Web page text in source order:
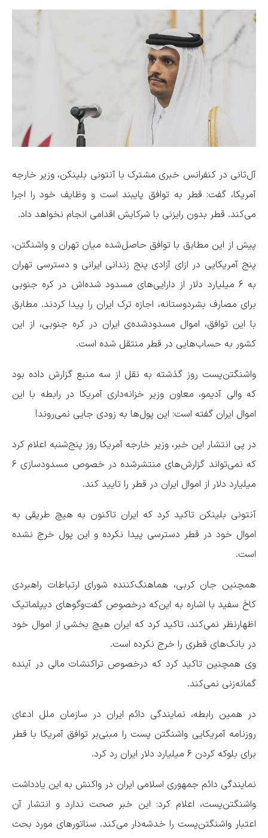
آل‌ثانی در کنفرانس خبری مشترک با آنتونی بلینکن، وزیر خارجه
آمریکا، گفت: قطر به توافق پایبند است و وظایف خود را اجرا
می‌کند. قطر بدون رایزنی با شرکایش اقدامی انجام نخواهد داد.
پیش از این مطابق با توافق حاصل‌شده میان تهران و واشنگتن،
پنج آمریکایی در ازای آزادی پنج زندانی ایرانی و دسترسی تهران
به ۶ میلیارد دلار از دارایی‌های مسدود شده‌اش در کره جنوبی
برای مصارف بشردوستانه، اجازه ترک ایران را پیدا کردند. مطابق
با این توافق، اموال مسدودشده‌ی ایران در کره جنوبی، از این
کشور به حساب‌هایی در قطر منتقل شده است.
واشنگتن‌پست روز گذشته به نقل از سه منبع گزارش داده بود
که والی آدیمو، معاون وزیر خزانه‌داری آمریکا در رابطه با این
اموال ایران گفته است: این پول‌ها به زودی جایی نمی‌روند!
در پی انتشار این خبر، وزیر خارجه آمریکا روز پنج‌شنبه اعلام کرد
که نمی‌تواند گزارش‌های منتشرشده در خصوص مسدودسازی ۶
میلیارد دلار از اموال ایران در قطر را تایید کند.
آنتونی بلینکن تاکید کرد که ایران تاکنون به هیچ طریقی به
اموال خود در قطر دسترسی پیدا نکرده و این پول خرج نشده
است.
همچنین جان کربی، هماهنگ‌کننده شورای ارتباطات راهبردی
کاخ سفید با اشاره به این‌که درخصوص گفت‌وگوهای دیپلماتیک
اظهارنظر نمی‌کند، تاکید کرد که ایران هیچ بخشی از اموال خود
در بانک‌های قطری را خرج نکرده است.
وی همچنین تاکید کرد که درخصوص تراکنشات مالی در آینده
گمانه‌زنی نمی‌کند.
در همین رابطه، نمایندگی دائم ایران در سازمان ملل ادعای
روزنامه آمریکایی واشنگتن پست را مبنی‌بر توافق آمریکا با قطر
برای بلوکه کردن ۶ میلیارد دلار ایران رد کرد.
نمایندگی دائم جمهوری اسلامی ایران در واکنش به این یادداشت
واشنگتن‌پست، اعلام کرد: این خبر صحت ندارد و انتشار آن
اعتبار واشنگتن‌پست را خدشه‌دار می‌کند. سناتورهای مورد بحث